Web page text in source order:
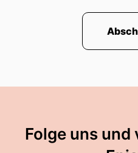
Folge uns und